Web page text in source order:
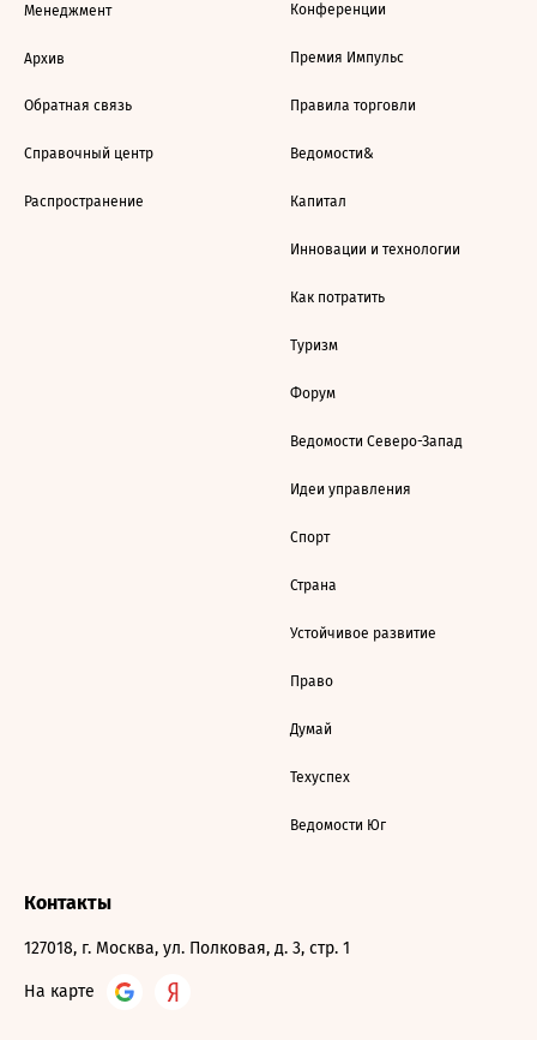
Менеджмент
Архив
Обратная связь
Справочный центр
Распространение
Конференции
Премия Импульс
Правила торговли
Ведомости&
Капитал
Инновации и технологии
Как потратить
Туризм
Форум
Ведомости Северо-Запад
Идеи управления
Спорт
Страна
Устойчивое развитие
Право
Думай
Техуспех
Ведомости Юг
Контакты
127018, г. Москва, ул. Полковая, д. 3, стр. 1
На карте